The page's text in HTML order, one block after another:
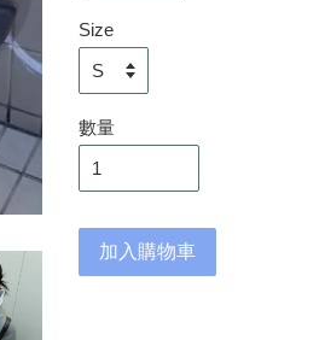
Size
數量
加入購物車